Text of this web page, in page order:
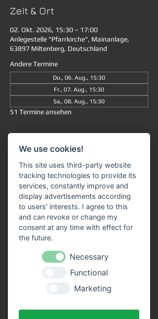
Zeit & Ort
02. Okt. 2026, 15:30 – 17:00
Anlegestelle "Pfarrkirche", Mainanlage,
63897 Miltenberg, Deutschland
Andere Termine
Do., 06. Aug., 15:30
Fr., 07. Aug., 15:30
Sa., 08. Aug., 15:30
51 Termine ansehen
15:30 Uhr
: Die Fahrt dauert insgesamt ca.
90 Minuten (ohne Ausstieg) und führt Sie
von Miltenberg über Bürgstadt nach
Freudenberg
und wieder zurück.
Unser Fahrgastschiff "SIVOTA"
verfügt
über zwei großzügige Decks
. Genießen Sie
die Fahrt bei einem kühlen Getränk auf
unserem Freideck. Eine
Streckenerklärung
erhalten Sie auf allen
Schiffen der VPS-Flotte. Unser freundliches
Bordpersonal freut sich schon, Sie an Bord
We use cookies!
This site uses third-party website
tracking technologies to provide its
services, constantly improve and
display advertisements according
to users' interests. I agree to this
and can revoke or change my
consent at any time with effect for
the future.
Necessary
Functional
Marketing